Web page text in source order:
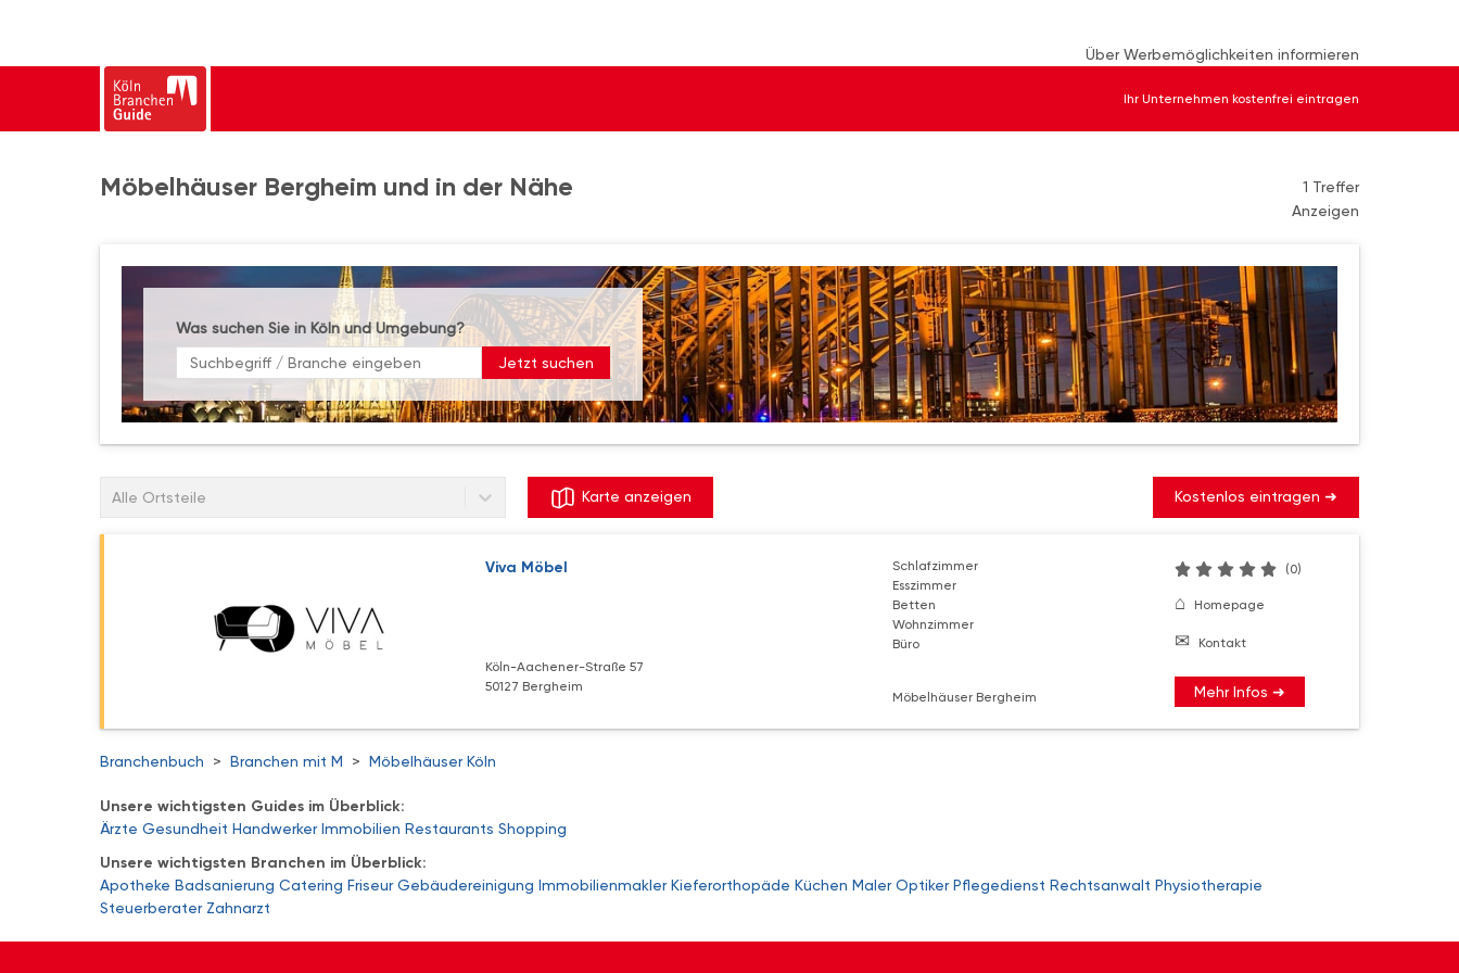
Über Werbemöglichkeiten informieren
Ihr Unternehmen kostenfrei eintragen
Möbelhäuser Bergheim und in der Nähe
1 Treffer
Anzeigen
Was suchen Sie in Köln und Umgebung?
Jetzt suchen
Alle Ortsteile Karte anzeigen Kostenlos eintragen ➜
Viva Möbel
Köln-Aachener-Straße 57
50127 Bergheim
Schlafzimmer
Esszimmer
Betten
Wohnzimmer
Büro
Möbelhäuser Bergheim
(0)
Homepage
Kontakt
Mehr Infos ➜
Branchenbuch > Branchen mit M > Möbelhäuser Köln
Unsere wichtigsten Guides im Überblick:
Ärzte Gesundheit Handwerker Immobilien Restaurants Shopping
Unsere wichtigsten Branchen im Überblick:
Apotheke Badsanierung Catering Friseur Gebäudereinigung Immobilienmakler Kieferorthopäde Küchen Maler Optiker Pflegedienst Rechtsanwalt Physiotherapie
Steuerberater Zahnarzt